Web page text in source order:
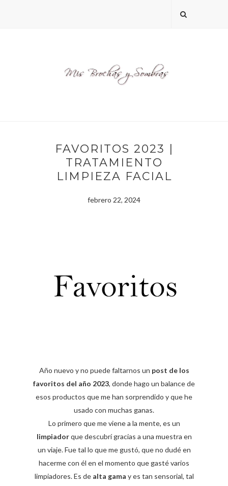
FAVORITOS 2023 |
TRATAMIENTO
LIMPIEZA FACIAL
febrero 22, 2024
Año nuevo y no puede faltarnos un post de los
favoritos del año 2023, donde hago un balance de
esos productos que me han sorprendido y que he
usado con muchas ganas.
Lo primero que me viene a la mente, es un
limpiadorque descubrí gracias a una muestra en
un viaje. Fue tal lo que me gustó, que no dudé en
hacerme con él en el momento que gasté varios
limpiadores. Es dealta gama y es tan sensorial, tal